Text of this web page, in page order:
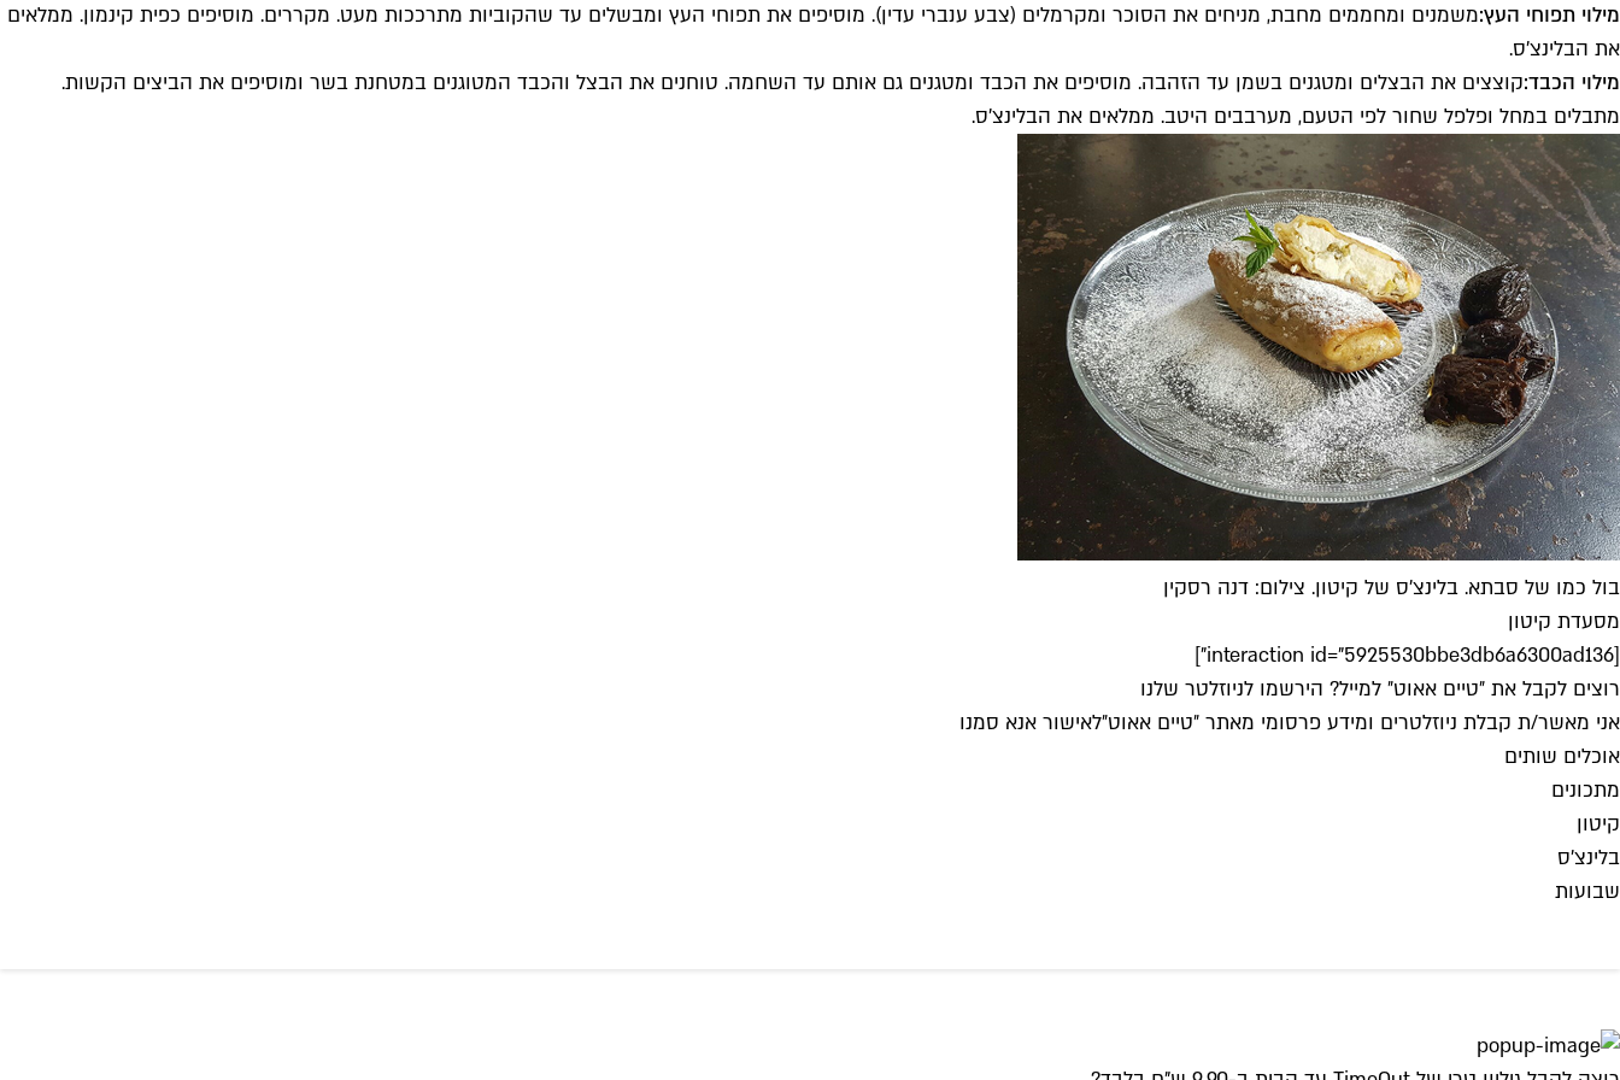
מילוי תפוחי העץ:משמנים ומחממים מחבת, מניחים את הסוכר ומקרמלים (צבע ענברי עדין). מוסיפים את תפוחי העץ ומבשלים עד שהקוביות מתרככות מעט. מקררים. מוסיפים כפית קינמון. ממלאים
את הבלינצ'ס.
מילוי הכבד:קוצצים את הבצלים ומטגנים בשמן עד הזהבה. מוסיפים את הכבד ומטגנים גם אותם עד השחמה. טוחנים את הבצל והכבד המטוגנים במטחנת בשר ומוסיפים את הביצים הקשות.
מתבלים במחל ופלפל שחור לפי הטעם, מערבבים היטב. ממלאים את הבלינצ'ס.
בול כמו של סבתא. בלינצ'ס של קיטון. צילום: דנה רסקין
מסעדת קיטון
[interaction id="5925530bbe3db6a6300ad136"]
רוצים לקבל את ״טיים אאוט״ למייל? הירשמו לניוזלטר שלנו
אני מאשר/ת קבלת ניוזלטרים ומידע פרסומי מאתר ״טיים אאוט״לאישור אנא סמנו
אוכלים שותים
מתכונים
קיטון
בלינצ'ס
שבועות